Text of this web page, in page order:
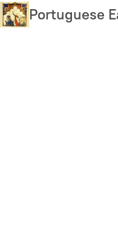
Skip
to
Portuguese